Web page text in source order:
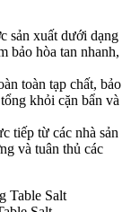
sản xuất dưới dạng
bảo hòa tan nhanh,
toàn tạp chất, bảo
khỏi cặn bẩn và
tiếp từ các nhà sản
và tuân thủ các